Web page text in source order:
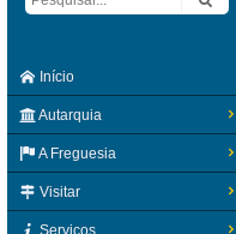
Início
Autarquia
A Freguesia
Visitar
Serviços